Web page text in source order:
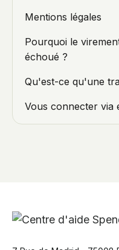
Mentions légales
Pourquoi le
échoué ?
Qu'est-ce qu'une
Vous connecter via